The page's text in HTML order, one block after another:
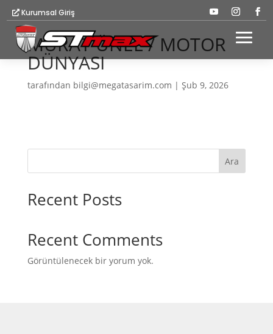
Kurumsal Giriş
MURAT ÜNEL / MOTOR
DÜNYASI
tarafından bilgi@megatasarim.com | Şub 9, 2026
Ara
Recent Posts
Recent Comments
Görüntülenecek bir yorum yok.